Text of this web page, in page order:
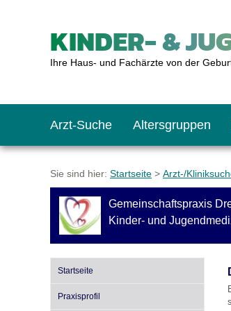
KINDER- &
Ihre Haus- und Fachärzte von der
Arzt-Suche Altersgruppen
Sie sind hier: Startseite > Arzt-/
Gemeinschaftspraxis
Kinder- und
Startseite
Praxisprofil